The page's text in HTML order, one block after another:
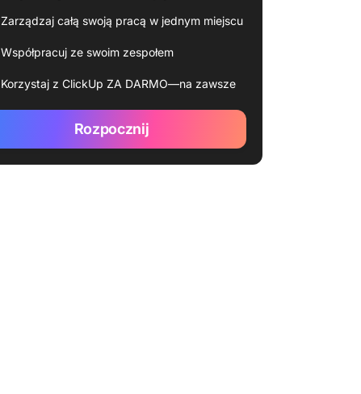
Zarządzaj całą swoją pracą w jednym miejscu
Współpracuj ze swoim zespołem
Korzystaj z ClickUp ZA DARMO—na zawsze
Rozpocznij